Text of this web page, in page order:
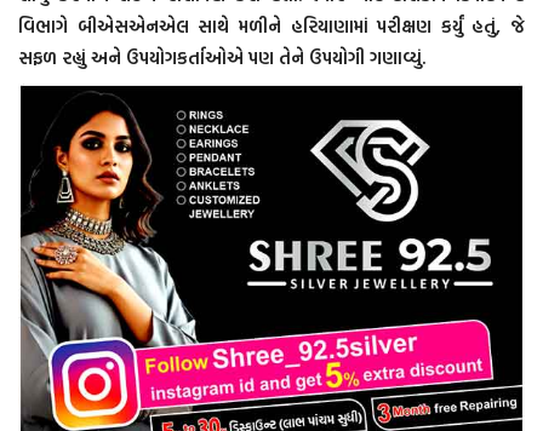
વિભાગે બીએસએનએલ સાથે મળીને હરિયાણામાં પરીક્ષણ કર્યું હતું, જે
સફળ રહ્યું અને ઉપયોગકર્તાઓએ પણ તેને ઉપયોગી ગણાવ્યું.